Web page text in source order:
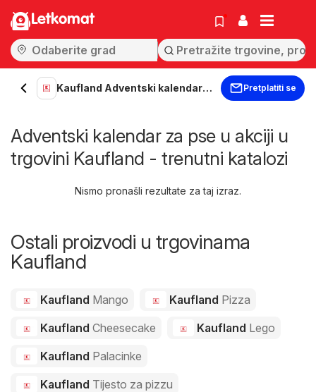
Letkomat
Kaufland Adventski kalendar
Pretplatiti se
Adventski kalendar za pse u akciji u
trgovini Kaufland - trenutni katalozi
Nismo pronašli rezultate za taj izraz.
Ostali proizvodi u trgovinama
Kaufland
Kaufland Mango Kaufland Pizza
Kaufland Cheesecake Kaufland Lego
Kaufland Palacinke
Kaufland Tijesto za pizzu